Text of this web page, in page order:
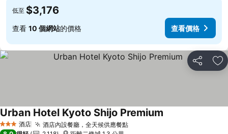
低至 $3,176
查看 10 個網站的價格 查看價格
分享 放
3 星級 酒店 酒店內設餐廳，全天候供應餐點查看價格
Urban Hotel Kyoto Shijo Premium